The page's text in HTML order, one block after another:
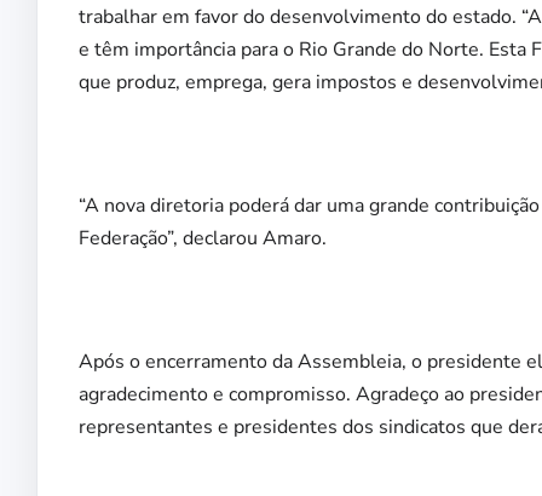
trabalhar em favor do desenvolvimento do estado.
e têm importância para o Rio Grande do Norte. Esta
que produz, emprega, gera impostos e
“A nova diretoria poderá dar uma grande
Federação”, declarou Amaro.
Após o encerramento da Assembleia, o presidente
agradecimento e compromisso. Agradeço ao
representantes e presidentes dos sindicatos que